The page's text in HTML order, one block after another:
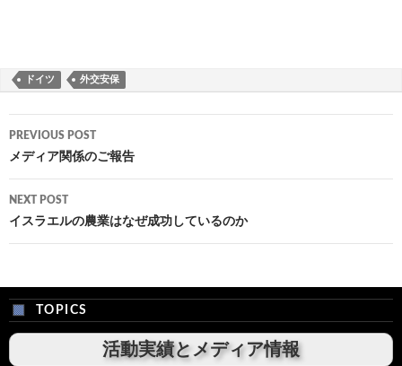
ドイツ 外交安保
Post
navigation
PREVIOUS POST
メディア関係のご報告
NEXT POST
イスラエルの農業はなぜ成功しているのか
TOPICS
活動実績とメディア情報